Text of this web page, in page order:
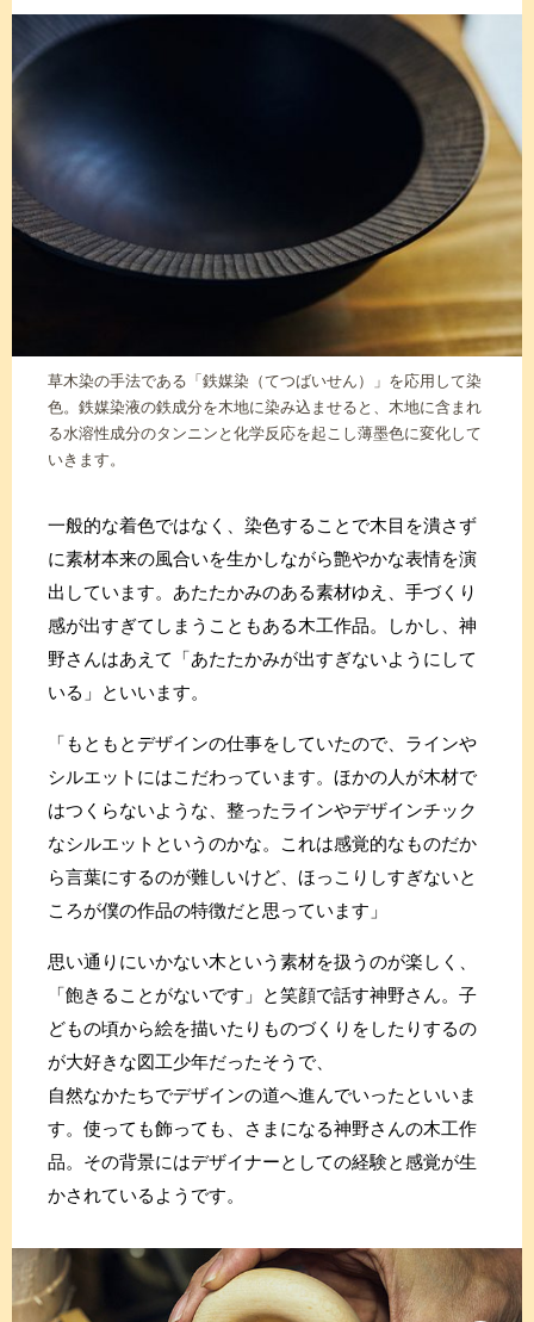
草木染の手法である「鉄媒染（てつばいせん）」を応用して染
色。鉄媒染液の鉄成分を木地に染み込ませると、木地に含まれ
る水溶性成分のタンニンと化学反応を起こし薄墨色に変化して
いきます。
一般的な着色ではなく、染色することで木目を潰さず
に素材本来の風合いを生かしながら艶やかな表情を演
出しています。あたたかみのある素材ゆえ、手づくり
感が出すぎてしまうこともある木工作品。しかし、神
野さんはあえて「あたたかみが出すぎないようにして
いる」といいます。
「もともとデザインの仕事をしていたので、ラインや
シルエットにはこだわっています。ほかの人が木材で
はつくらないような、整ったラインやデザインチック
なシルエットというのかな。これは感覚的なものだか
ら言葉にするのが難しいけど、ほっこりしすぎないと
ころが僕の作品の特徴だと思っています」
思い通りにいかない木という素材を扱うのが楽しく、
「飽きることがないです」と笑顔で話す神野さん。子
どもの頃から絵を描いたりものづくりをしたりするの
が大好きな図工少年だったそうで、
自然なかたちでデザインの道へ進んでいったといいま
す。使っても飾っても、さまになる神野さんの木工作
品。その背景にはデザイナーとしての経験と感覚が生
かされているようです。